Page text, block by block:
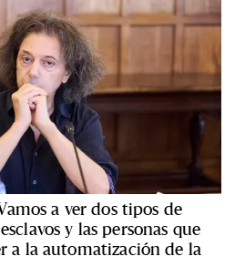
a ver dos tipos de
y las personas que
a la automatización de la